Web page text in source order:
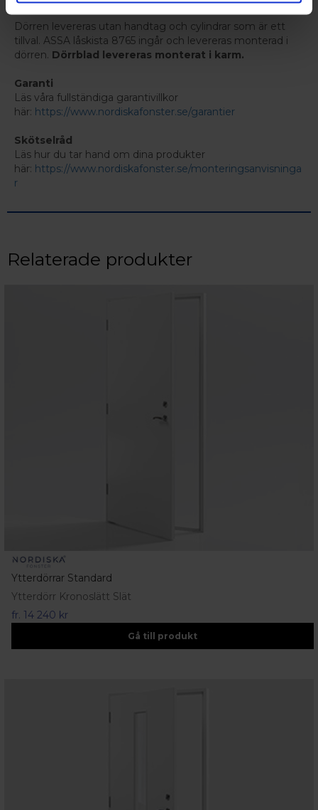
Dörren levereras utan handtag och cylindrar som är ett
tillval. ASSA låskista 8765 ingår och levereras monterad i
dörren. Dörrblad levereras monterat i karm.
Garanti
Läs våra fullständiga garantivillkor
här: https://www.nordiskafonster.se/garantier
Skötselråd
Läs hur du tar hand om dina produkter
här: https://www.nordiskafonster.se/monteringsanvisninga
r
Relaterade produkter
Ytterdörrar Standard
Ytterdörr Kronoslätt Slät
fr. 14 240 kr
Gå till produkt